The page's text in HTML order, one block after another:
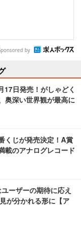
by
17日発売！がしゃどく
奥深い世界観が最高に
くじが発売決定！A賞
載のアナログレコード
ーザーの期待に応え
が分かれる形に【ア